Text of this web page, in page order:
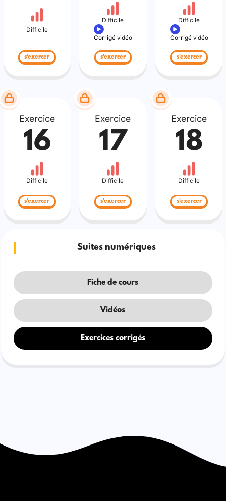
Difficile
s'exercer
Difficile
Corrigé vidéo
s'exercer
Difficile
Corrigé vidéo
s'exercer
Exercice
16
Difficile
s'exercer
Exercice
17
Difficile
s'exercer
Exercice
18
Difficile
s'exercer
Suites numériques
Fiche de cours
Vidéos
Exercices corrigés